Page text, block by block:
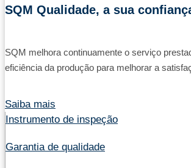
SQM Qualidade, a sua
SQM melhora continuamente o serviço
eficiência da produção para melhorar a
Saiba mais
Instrumento de inspeção
Garantia de qualidade